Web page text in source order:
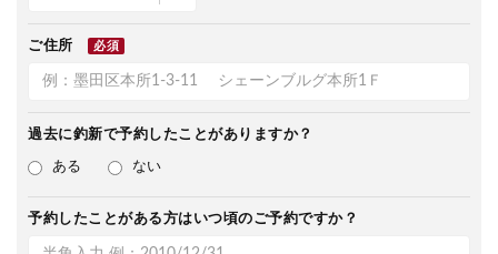
ご住所 必須
過去に釣新で予約したことがありますか？
ある ない
予約したことがある方はいつ頃のご予約ですか？